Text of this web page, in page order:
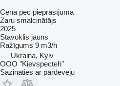
Cena pēc pieprasījuma
Zaru smalcinātājs
2025
Stāvoklis jauns
Ražīgums 9 m3/h
Ukraina, Kyiv
OOO "Kievspecteh"
Sazināties ar pārdevēju